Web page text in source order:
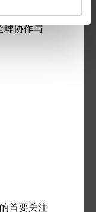
家庭时
球协作与
首要关注